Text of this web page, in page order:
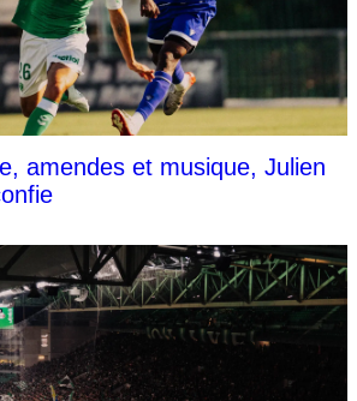
amendes et musique, Julien